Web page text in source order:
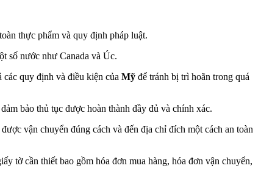
thực phẩm và quy định pháp luật.
số nước như Canada và Úc.
các quy định và điều kiện của Mỹ để tránh bị trì hoãn trong quá
bảo thủ tục được hoàn thành đầy đủ và chính xác.
vận chuyển đúng cách và đến địa chỉ đích một cách an toàn
tờ cần thiết bao gồm hóa đơn mua hàng, hóa đơn vận chuyển,